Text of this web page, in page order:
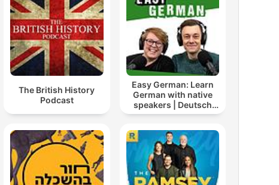
The British History
Podcast
Easy German: Learn
German with native
speakers | Deutsch
lernen mit